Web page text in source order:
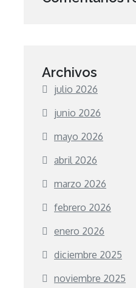
Archivos
julio 2026
junio 2026
mayo 2026
abril 2026
marzo 2026
febrero 2026
enero 2026
diciembre 2025
noviembre 2025